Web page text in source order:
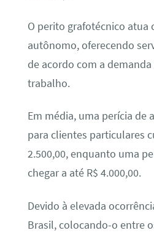
O perito grafotécnico atua
autônomo, oferecendo
de acordo com a
trabalho.
Em média, uma perícia de
para clientes particulares
2.500,00, enquanto uma
chegar a até R$ 4.000,00.
Devido à elevada
Brasil, colocando-o entre